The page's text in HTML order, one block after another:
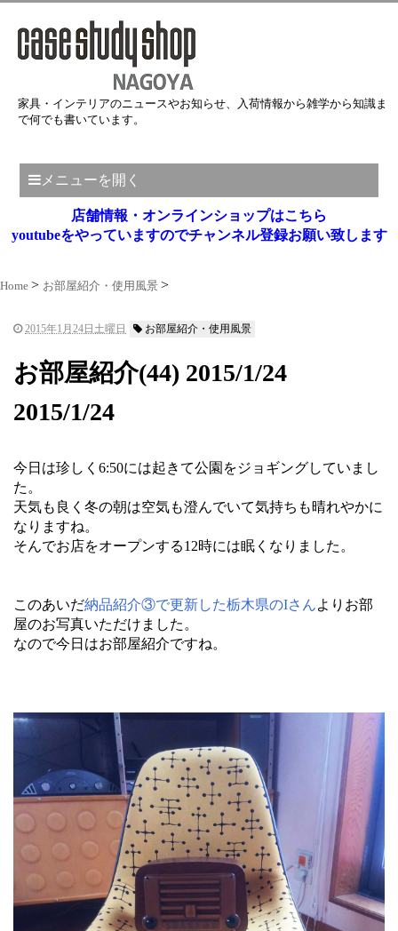
家具・インテリアのニュースやお知らせ、入荷情報から雑学から知識ま
で何でも書いています。
メニューを開く
店舗情報・オンラインショップはこちら
youtubeをやっていますのでチャンネル登録お願い致します
Home お部屋紹介・使用風景
2015年1月24日土曜日 お部屋紹介・使用風景
お部屋紹介(44) 2015/1/24
2015/1/24
今日は珍しく6:50には起きて公園をジョギングしていまし
た。
天気も良く冬の朝は空気も澄んでいて気持ちも晴れやかに
なりますね。
そんでお店をオープンする12時には眠くなりました。
このあいだ納品紹介③で更新した栃木県のIさんよりお部
屋のお写真いただけました。
なので今日はお部屋紹介ですね。